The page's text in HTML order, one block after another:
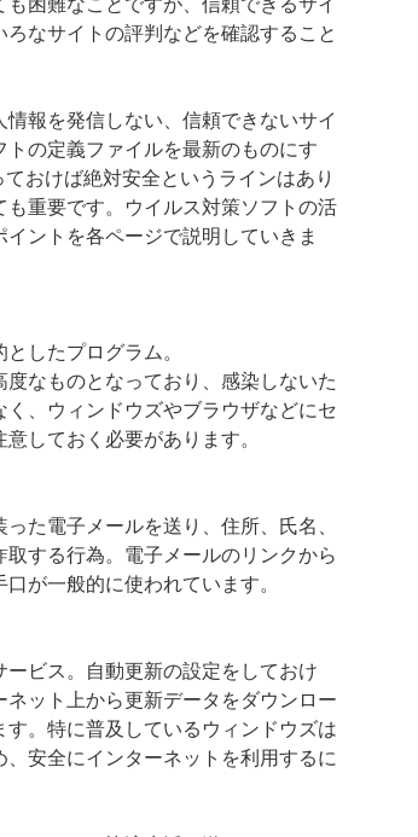
なサイトの評判などを確認すること
報を発信しない、信頼できないサイ
の定義ファイルを最新のものにす
おけば絶対安全というラインはあり
重要です。ウイルス対策ソフトの活
ントを各ページで説明していきま
したプログラム。
なものとなっており、感染しないた
、ウィンドウズやブラウザなどにセ
しておく必要があります。
た電子メールを送り、住所、氏名、
する行為。電子メールのリンクから
が一般的に使われています。
ビス。自動更新の設定をしておけ
ット上から更新データをダウンロー
。特に普及しているウィンドウズは
安全にインターネットを利用するに